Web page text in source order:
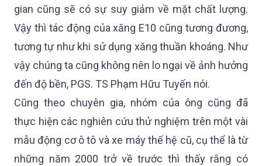
gian cũng sẽ có sự suy giảm về mặt chất lượng.
Vậy thì tác động của xăng E10 cũng tương đương,
tương tự như khi sử dụng xăng thuần khoáng. Như
vậy chúng ta cũng không nên lo ngại về ảnh hưởng
đến độ bền, PGS. TS Phạm Hữu Tuyến nói.
Cũng theo chuyên gia, nhóm của ông cũng đã
thực hiện các nghiên cứu thử nghiệm trên một vài
mẫu động cơ ô tô và xe máy thế hệ cũ, cụ thể là từ
những năm 2000 trở về trước thì thấy rằng có